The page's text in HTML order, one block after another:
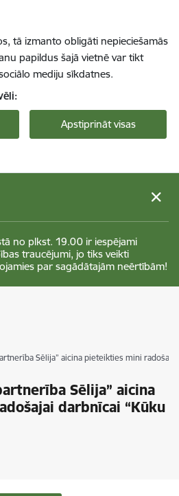
tā izmanto obligāti nepieciešamās
papildus šajā vietnē var tikt
mediju sīkdatnes.
Apstiprināt visas
no plkst. 19.00 ir iespējami
traucējumi, jo tiks veikti
par sagādātajām neērtībām!
Sēlija” aicina pieteikties mini
Sēlija” aicina
darbnīcai “Kūku